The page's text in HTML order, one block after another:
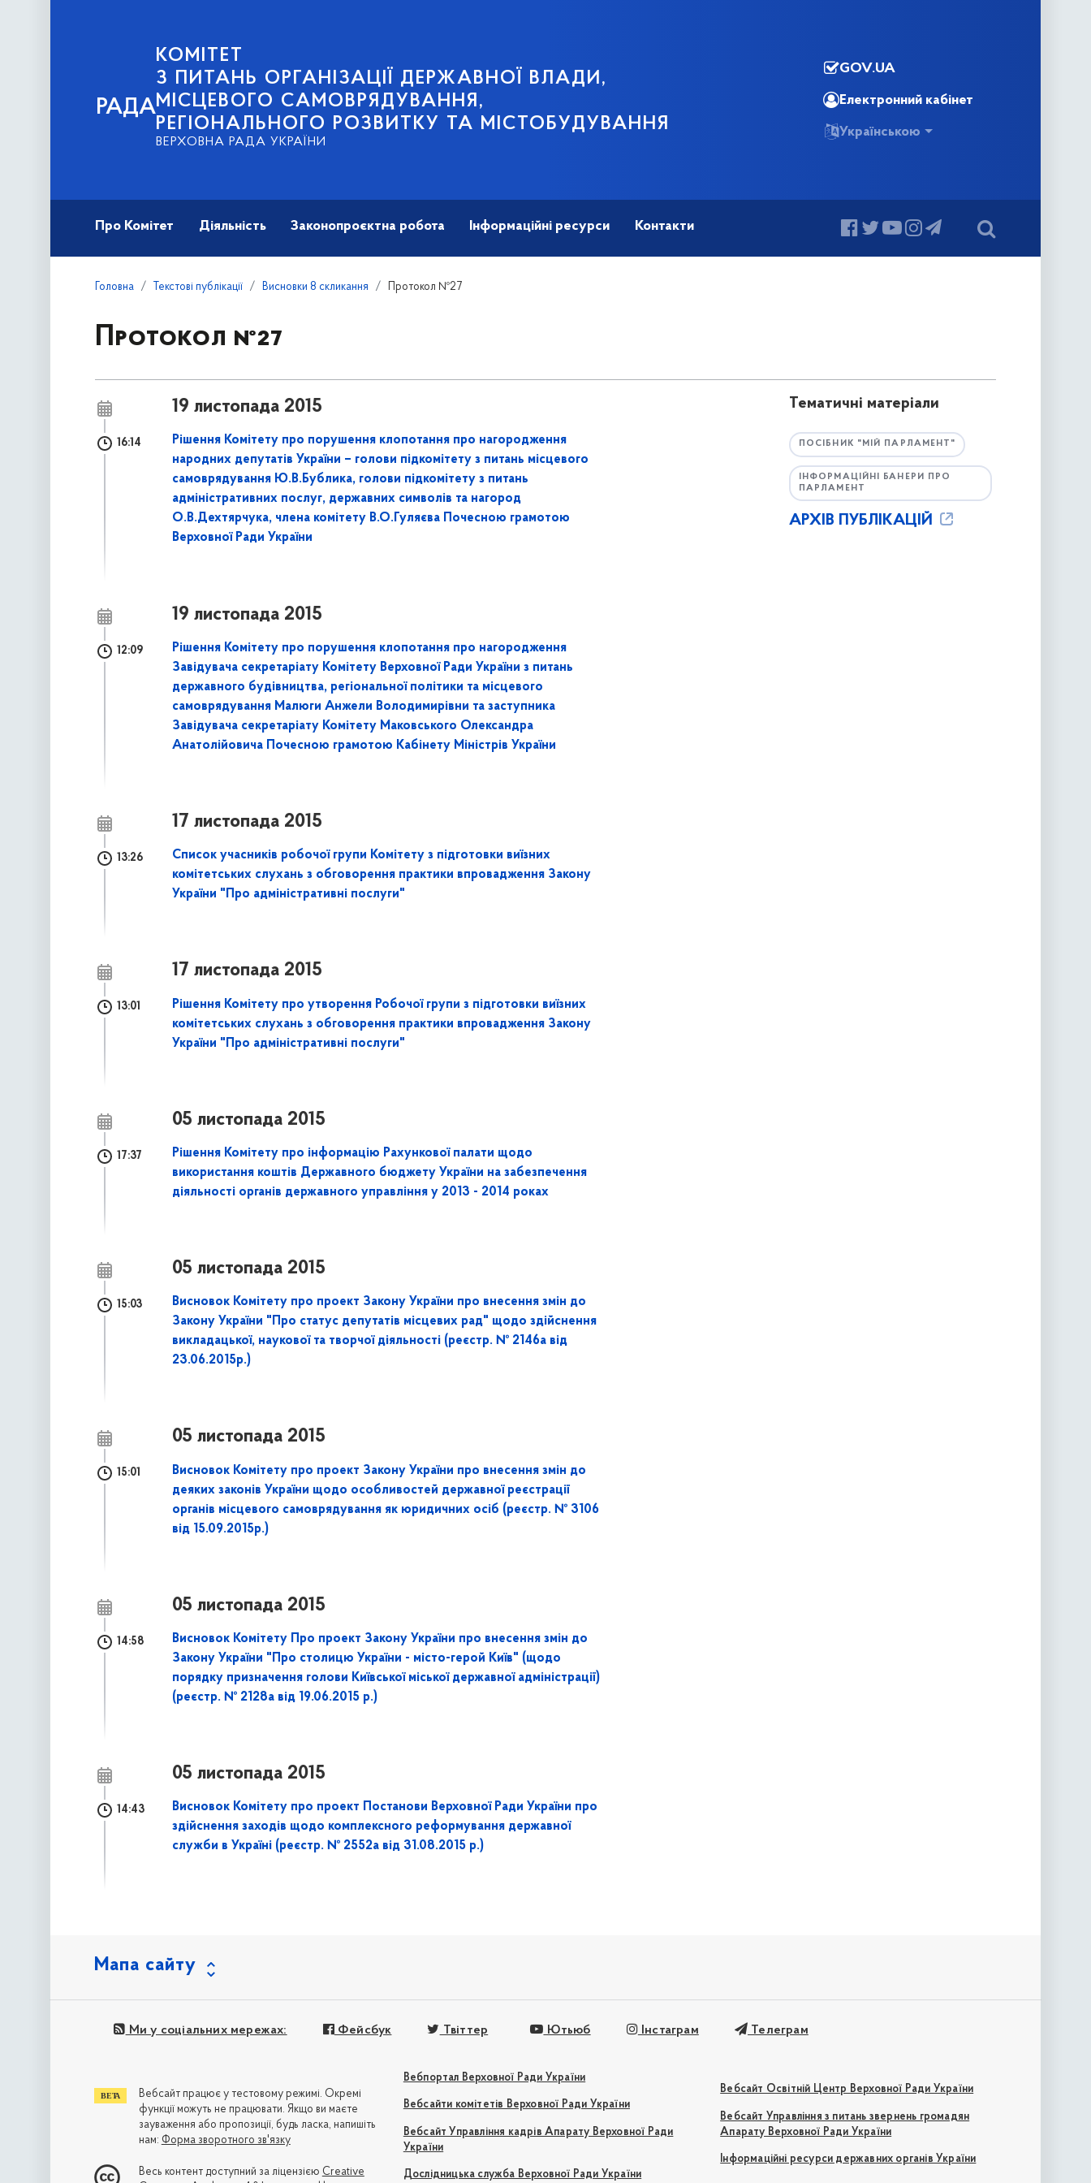
РАДА
КОМІТЕТ
З ПИТАНЬ ОРГАНІЗАЦІЇ ДЕРЖАВНОЇ ВЛАДИ,
МІСЦЕВОГО САМОВРЯДУВАННЯ,
РЕГІОНАЛЬНОГО РОЗВИТКУ ТА МІСТОБУДУВАННЯ
ВЕРХОВНА РАДА УКРАЇНИ
GOV.UA
Електронний кабінет
Українською
Про Комітет Діяльність Законопроєктна робота Інформаційні ресурси Контакти
Головна Текстові публікації Висновки 8 скликання Протокол №27
Протокол №27
19 листопада 2015
16:14
Рішення Комітету про порушення клопотання про нагородження
народних депутатів України – голови підкомітету з питань місцевого
самоврядування Ю.В.Бублика, голови підкомітету з питань
адміністративних послуг, державних символів та нагород
О.В.Дехтярчука, члена комітету В.О.Гуляєва Почесною грамотою
Верховної Ради України
19 листопада 2015
12:09
Рішення Комітету про порушення клопотання про нагородження
Завідувача секретаріату Комітету Верховної Ради України з питань
державного будівництва, регіональної політики та місцевого
самоврядування Малюги Анжели Володимирівни та заступника
Завідувача секретаріату Комітету Маковського Олександра
Анатолійовича Почесною грамотою Кабінету Міністрів України
17 листопада 2015
13:26
Список учасників робочої групи Комітету з підготовки виїзних
комітетських слухань з обговорення практики впровадження Закону
України "Про адміністративні послуги"
17 листопада 2015
13:01
Рішення Комітету про утворення Робочої групи з підготовки виїзних
комітетських слухань з обговорення практики впровадження Закону
України "Про адміністративні послуги"
05 листопада 2015
17:37
Рішення Комітету про інформацію Рахункової палати щодо
використання коштів Державного бюджету України на забезпечення
діяльності органів державного управління у 2013 - 2014 роках
05 листопада 2015
15:03
Висновок Комітету про проект Закону України про внесення змін до
Закону України "Про статус депутатів місцевих рад" щодо здійснення
викладацької, наукової та творчої діяльності (реєстр. № 2146а від
23.06.2015р.)
05 листопада 2015
15:01
Висновок Комітету про проект Закону України про внесення змін до
деяких законів України щодо особливостей державної реєстрації
органів місцевого самоврядування як юридичних осіб (реєстр. № 3106
від 15.09.2015р.)
05 листопада 2015
14:58
Висновок Комітету Про проект Закону України про внесення змін до
Закону України "Про столицю України - місто-герой Київ" (щодо
порядку призначення голови Київської міської державної адміністрації)
(реєстр. № 2128а від 19.06.2015 р.)
05 листопада 2015
14:43
Висновок Комітету про проект Постанови Верховної Ради України про
здійснення заходів щодо комплексного реформування державної
служби в Україні (реєстр. № 2552а від 31.08.2015 р.)
Тематичні матеріали
ПОСІБНИК "МІЙ ПАРЛАМЕНТ"
ІНФОРМАЦІЙНІ БАНЕРИ ПРО
ПАРЛАМЕНТ
АРХІВ ПУБЛІКАЦІЙ
Мапа сайту
Ми у соціальних мережах: Фейсбук Твіттер Ютьюб Інстаграм Телеграм
Вебпортал Верховної Ради України
Вебсайти комітетів Верховної Ради України
Вебсайт Управління кадрів Апарату Верховної Ради
України
Дослідницька служба Верховної Ради України
Вебсайт Освітній Центр Верховної Ради України
Вебсайт Управління з питань звернень громадян
Апарату Верховної Ради України
Інформаційні ресурси державних органів України
Вебсайт працює у тестовому режимі. Окремі
функції можуть не працювати. Якщо ви маєте
зауваження або пропозиції, будь ласка, напишіть
нам: Форма зворотного зв'язку
Весь контент доступний за ліцензією Creative